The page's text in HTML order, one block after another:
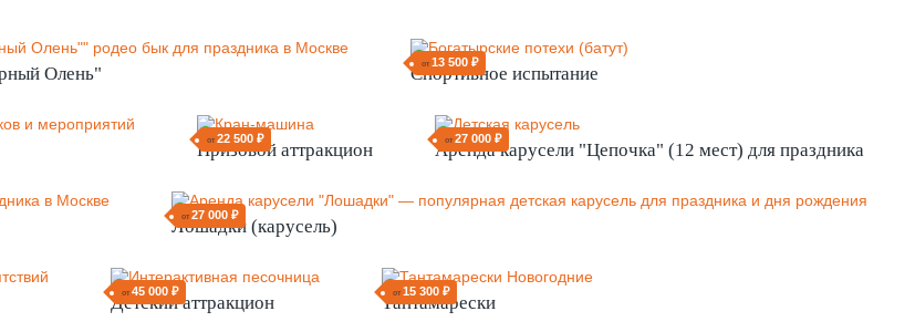
Олень" от 13 500 ₽
Спортивное испытание
от22 500 ₽
Призовой аттракцион от27 000 ₽
Аренда карусели "Цепочка" (12 мест) для праздника
от27 000 ₽
Лошадки (карусель)
от 45 000 ₽
Детский аттракцион от 15 300 ₽
Тантамарески